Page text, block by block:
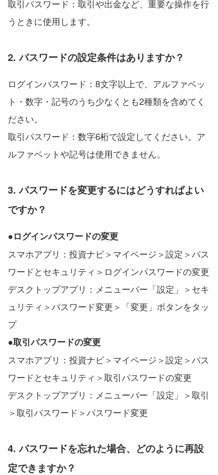
取引パスワード：取引や出金など、重要な操作を行
うときに使用します。
2. パスワードの設定条件はありますか？
ログインパスワード：8文字以上で、アルファベッ
ト・数字・記号のうち少なくとも2種類を含めてく
ださい。
取引パスワード：数字6桁で設定してください。ア
ルファベットや記号は使用できません。
3. パスワードを変更するにはどうすればよい
ですか？
●ログインパスワードの変更
スマホアプリ：投資ナビ＞マイページ＞設定＞パス
ワードとセキュリティ＞ログインパスワードの変更
デスクトップアプリ：メニューバー「設定」＞セキ
ュリティ＞パスワード変更＞「変更」ボタンをタッ
プ
●取引パスワードの変更
スマホアプリ：投資ナビ＞マイページ＞設定＞パス
ワードとセキュリティ＞取引パスワードの変更
デスクトップアプリ：メニューバー「設定」＞取引
＞取引パスワード＞パスワード変更
4. パスワードを忘れた場合、どのように再設
定できますか？